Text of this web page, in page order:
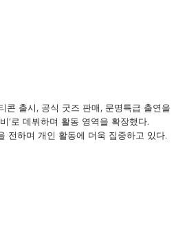
콘 출시, 공식 굿즈 판매, 문명특급 출연을
’로 데뷔하며 활동 영역을 확장했다.
전하며 개인 활동에 더욱 집중하고 있다.